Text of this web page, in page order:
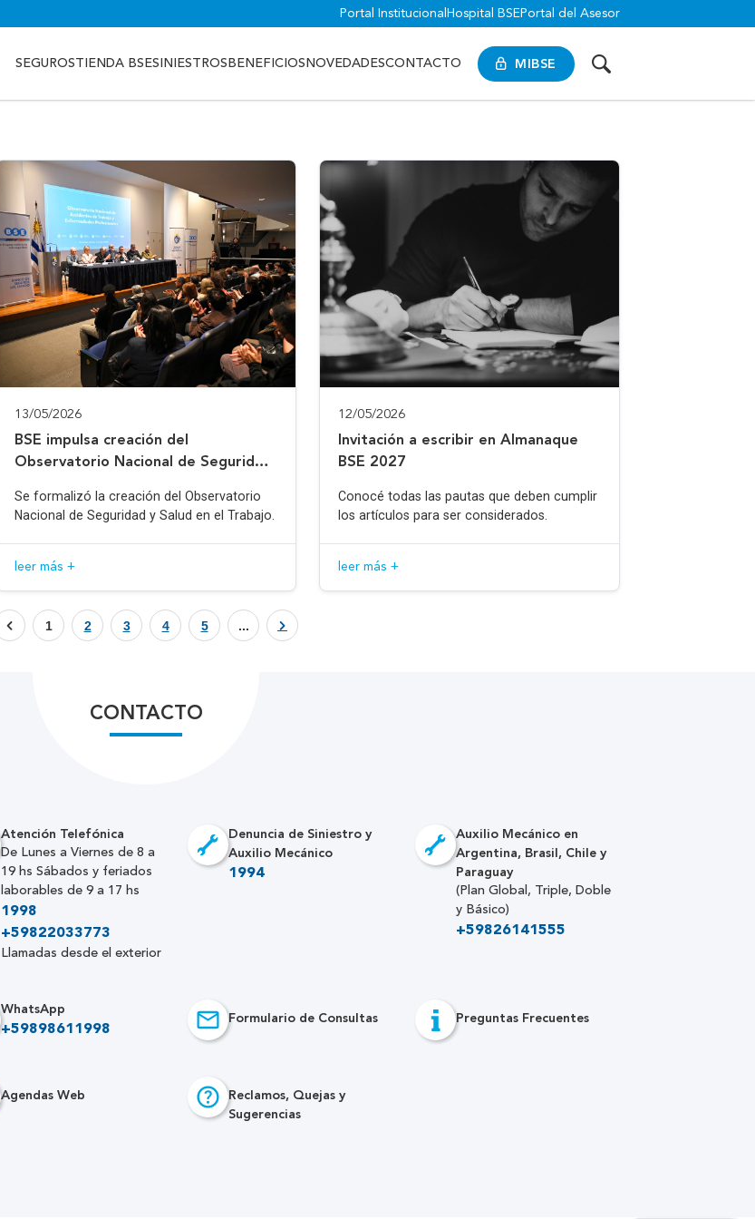
Portal Institucional Hospital BSE Portal del Asesor
MIBSE
SEGUROSTIENDA BSESINIESTROS BENEFICIOS NOVEDADESCONTACTO
13/05/2026
BSE impulsa creación del
Observatorio Nacional de Seguridad
Se formalizó la creación del Observatorio
Nacional de Seguridad y Salud en el Trabajo.
leer más +
12/05/2026
Invitación a escribir en Almanaque
BSE 2027
Conocé todas las pautas que deben cumplir
los artículos para ser considerados.
leer más +
1 2 3 4 5 ...
CONTACTO
Atención Telefónica
De Lunes a Viernes de 8 a
19 hs Sábados y feriados
laborables de 9 a 17 hs
1998
+59822033773
Llamadas desde el exterior
Denuncia de Siniestro y
Auxilio Mecánico
1994
Auxilio Mecánico en
Argentina, Brasil, Chile y
Paraguay
(Plan Global, Triple, Doble
y Básico)
+59826141555
WhatsApp
+59898611998
Formulario de Consultas Preguntas Frecuentes
Agendas Web
Reclamos, Quejas y
Sugerencias